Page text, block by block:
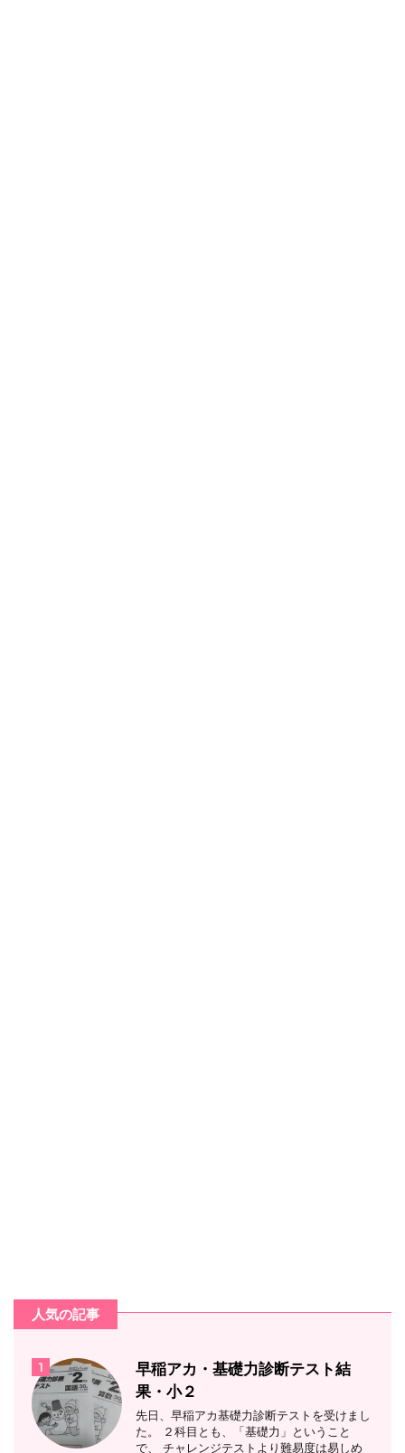
人気の記事
1
早稲アカ・基礎力診断テスト結
果・小２
先日、早稲アカ基礎力診断テストを受けまし
た。 ２科目とも、「基礎力」ということ
で、 チャレンジテストより難易度は易しめ